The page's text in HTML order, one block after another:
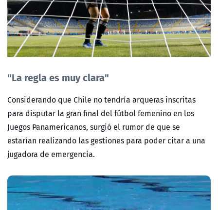
"La regla es muy clara"
Considerando que Chile no tendría arqueras inscritas
para disputar la gran final del fútbol femenino en los
Juegos Panamericanos, surgió el rumor de que se
estarían realizando las gestiones para poder citar a una
jugadora de emergencia.